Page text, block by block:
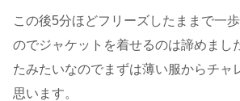
この後5分ほどフリーズしたままで一
のでジャケットを着せるのは諦めまし
たみたいなのでまずは薄い服からチャ
思います。